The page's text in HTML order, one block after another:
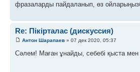
фразаларды пайдаланып, өз
Re: Пікірталас (дискуссия)
Антон Шарапаев » 07 дек 2020, 05:37
Сәлем! Маған ұнайды, себебі қыста